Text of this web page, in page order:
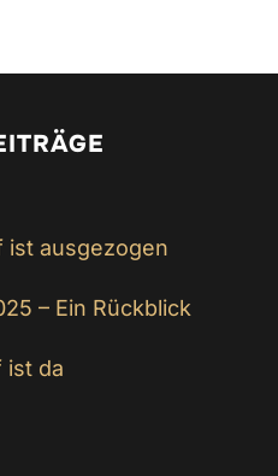
ist ausgezogen
– Ein Rückblick
ist da